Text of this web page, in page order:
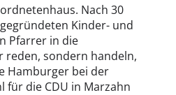
Nach 30
Kinder- und
Pfarrer in die
reden, sondern handeln,
Hamburger bei der
für die CDU in Marzahn